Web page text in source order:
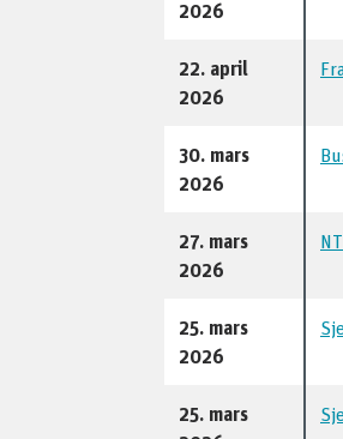
2026
22. april
2026
30. mars
2026
27. mars
2026
25. mars
2026
25. mars